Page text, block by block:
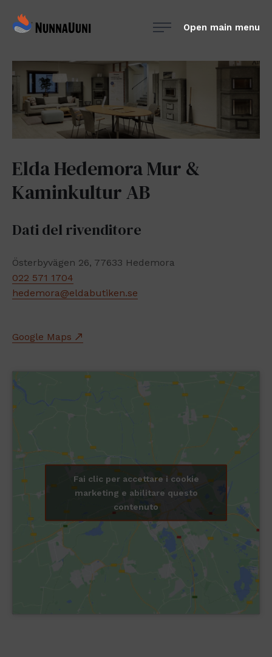
NunnaUuni
suomalainen
vuolukivitakka
Open main menu
Elda Hedemora Mur &
Kaminkultur AB
Dati del rivenditore
Österbyvägen 26, 77633 Hedemora
022 571 1704
hedemora@eldabutiken.se
Google Maps
Fai clic per accettare i cookie
marketing e abilitare questo
contenuto